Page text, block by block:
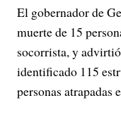
El gobernador de
muerte de 15
socorrista, y
identificado 115
personas atrapadas